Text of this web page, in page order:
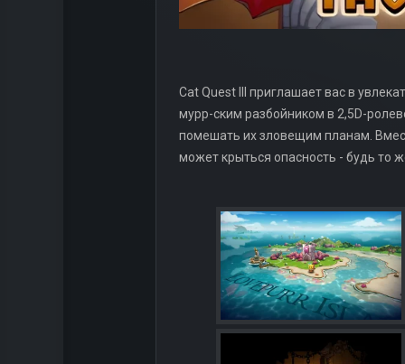
Cat Quest III приглашает вас в
мурр-ским разбойником в 2,5D-
помешать их зловещим планам.
может крыться опасность - будь то